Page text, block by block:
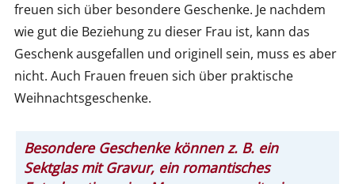
freuen sich über besondere Geschenke. Je nachdem
wie gut die Beziehung zu dieser Frau ist, kann das
Geschenk ausgefallen und originell sein, muss es aber
nicht. Auch Frauen freuen sich über praktische
Weihnachtsgeschenke.
Besondere Geschenke können z. B. ein
Sektglas mit Gravur, ein romantisches